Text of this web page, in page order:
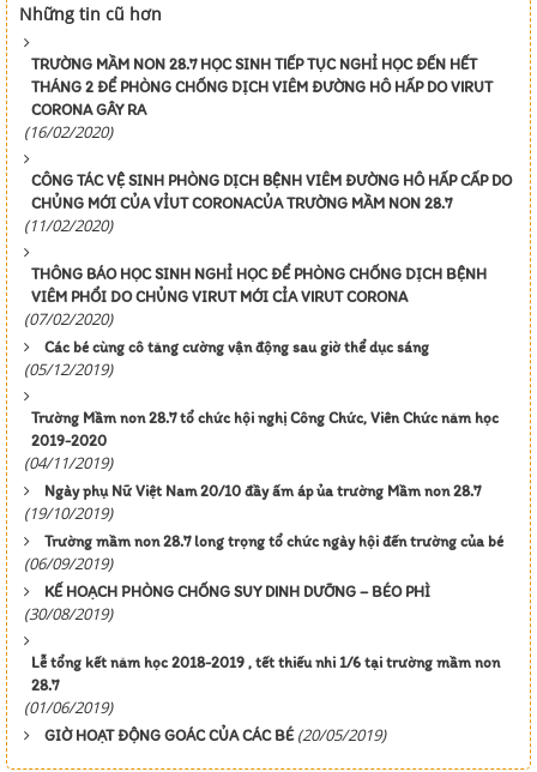
Những tin cũ hơn
TRƯỜNG MẦM NON 28.7 HỌC SINH TIẾP TỤC NGHỈ HỌC ĐẾN HẾT
THÁNG 2 ĐỂ PHÒNG CHỐNG DỊCH VIÊM ĐƯỜNG HÔ HẤP DO VIRUT
CORONA GÂY RA
(16/02/2020)
CÔNG TÁC VỆ SINH PHÒNG DỊCH BỆNH VIÊM ĐƯỜNG HÔ HẤP CẤP DO
CHỦNG MỚI CỦA VỈUT CORONACỦA TRƯỜNG MẦM NON 28.7
(11/02/2020)
THÔNG BÁO HỌC SINH NGHỈ HỌC ĐỂ PHÒNG CHỐNG DỊCH BỆNH
VIÊM PHỔI DO CHỦNG VIRUT MỚI CỈA VIRUT CORONA
(07/02/2020)
Các bé cùng cô tăng cường vận động sau giờ thể dục sáng
(05/12/2019)
Trường Mầm non 28.7 tổ chức hội nghị Công Chức, Viên Chức năm học
2019-2020
(04/11/2019)
Ngày phụ Nữ Việt Nam 20/10 đầy ấm áp ủa trường Mầm non 28.7
(19/10/2019)
Trường mầm non 28.7 long trọng tổ chức ngày hội đến trường của bé
(06/09/2019)
KẾ HOẠCH PHÒNG CHỐNG SUY DINH DƯỠNG – BÉO PHÌ
(30/08/2019)
Lễ tổng kết năm học 2018-2019 , tết thiếu nhi 1/6 tại trường mầm non
28.7
(01/06/2019)
GIỜ HOẠT ĐỘNG GOÁC CỦA CÁC BÉ (20/05/2019)